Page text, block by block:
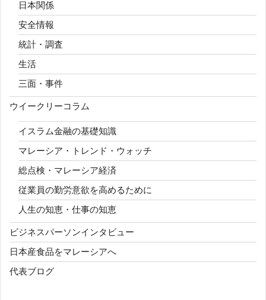
日本関係
安全情報
統計・調査
生活
三面・事件
ウイークリーコラム
イスラム金融の基礎知識
マレーシア・トレンド・ウォッチ
総点検・マレーシア経済
従業員の勤労意欲を高めるために
人生の知恵・仕事の知恵
ビジネスパーソンインタビュー
日本産食品をマレーシアへ
代表ブログ